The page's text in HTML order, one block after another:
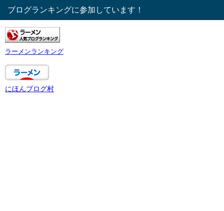
ブログランキングに参加しています！
ラーメンランキング
にほんブログ村